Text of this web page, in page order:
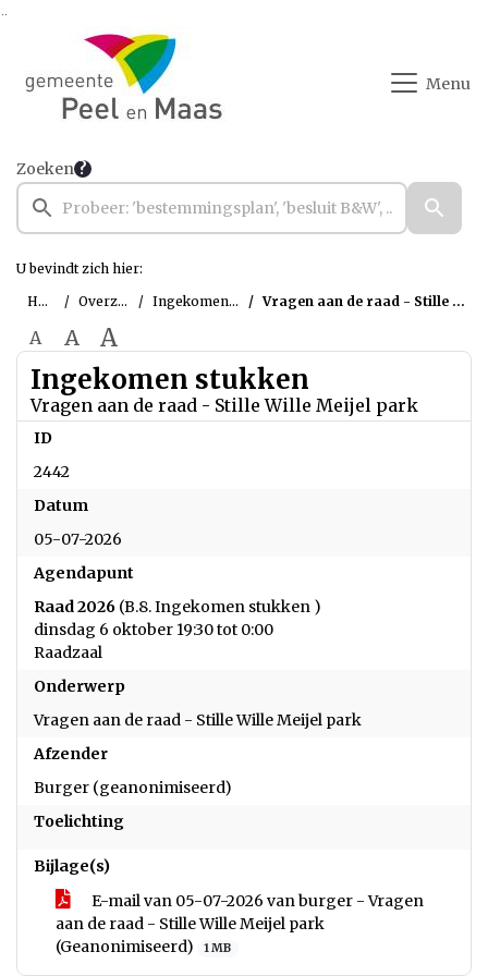
Ga naar de inhoud van deze pagina
Menu
Zoeken
U bevindt zich hier:
Home
Overzichten Ingekomen stukken Vragen aan de raad - Stille Wille Meijel park
A A A
Ingekomen stukken
Vragen aan de raad - Stille Wille Meijel park
ID
2442
Datum
05-07-2026
Agendapunt
Raad 2026 (B.8. Ingekomen stukken )
dinsdag 6 oktober 19:30 tot 0:00
Raadzaal
Onderwerp
Vragen aan de raad - Stille Wille Meijel park
Afzender
Burger (geanonimiseerd)
Toelichting
Bijlage(s)
E-mail van 05-07-2026 van burger - Vragen
aan de raad - Stille Wille Meijel park
(Geanonimiseerd)
1 MB